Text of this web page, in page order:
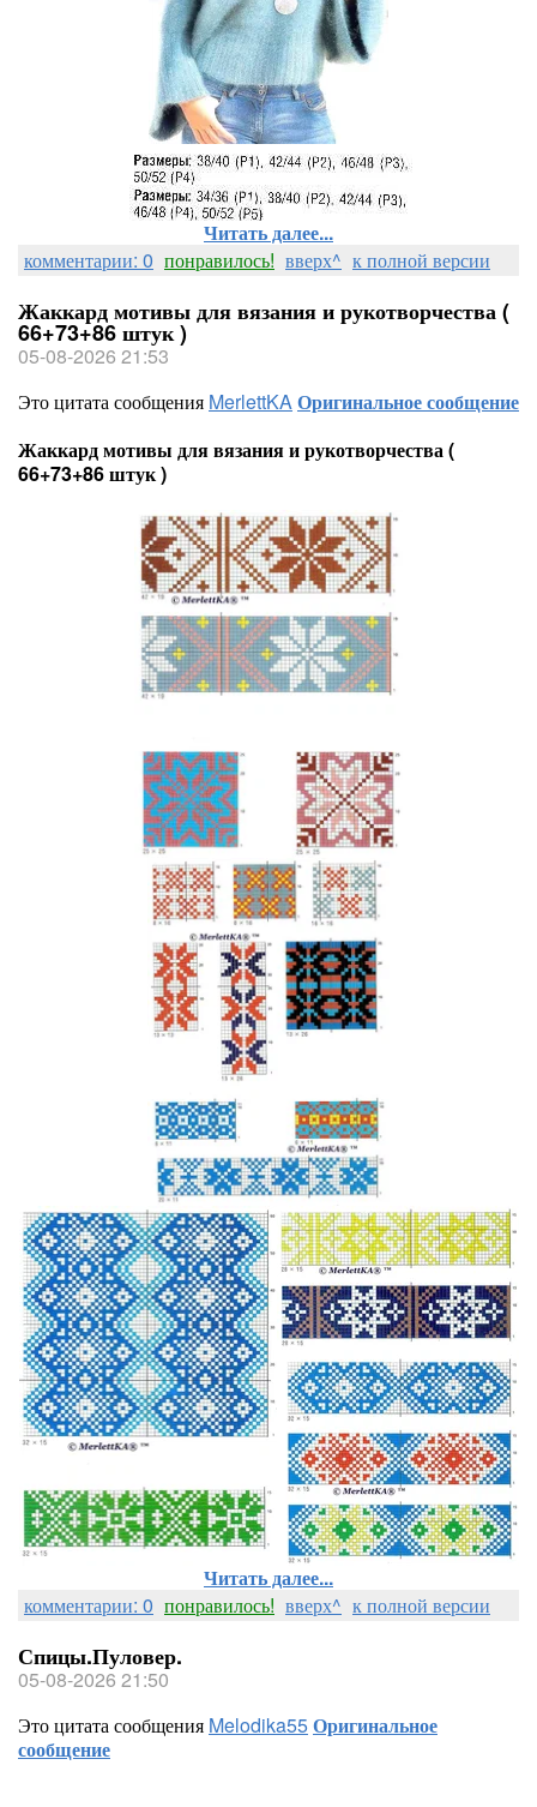
Читать далее...
комментарии: 0 понравилось! вверх^ к полной версии
Жаккард мотивы для вязания и рукотворчества (
66+73+86 штук )
05-08-2026 21:53
Это цитата сообщения MerlettKAОригинальное сообщение
Жаккард мотивы для вязания и рукотворчества (
66+73+86 штук )
Читать далее...
комментарии: 0 понравилось! вверх^ к полной версии
Спицы.Пуловер.
05-08-2026 21:50
Это цитата сообщения Melodika55Оригинальное
сообщение